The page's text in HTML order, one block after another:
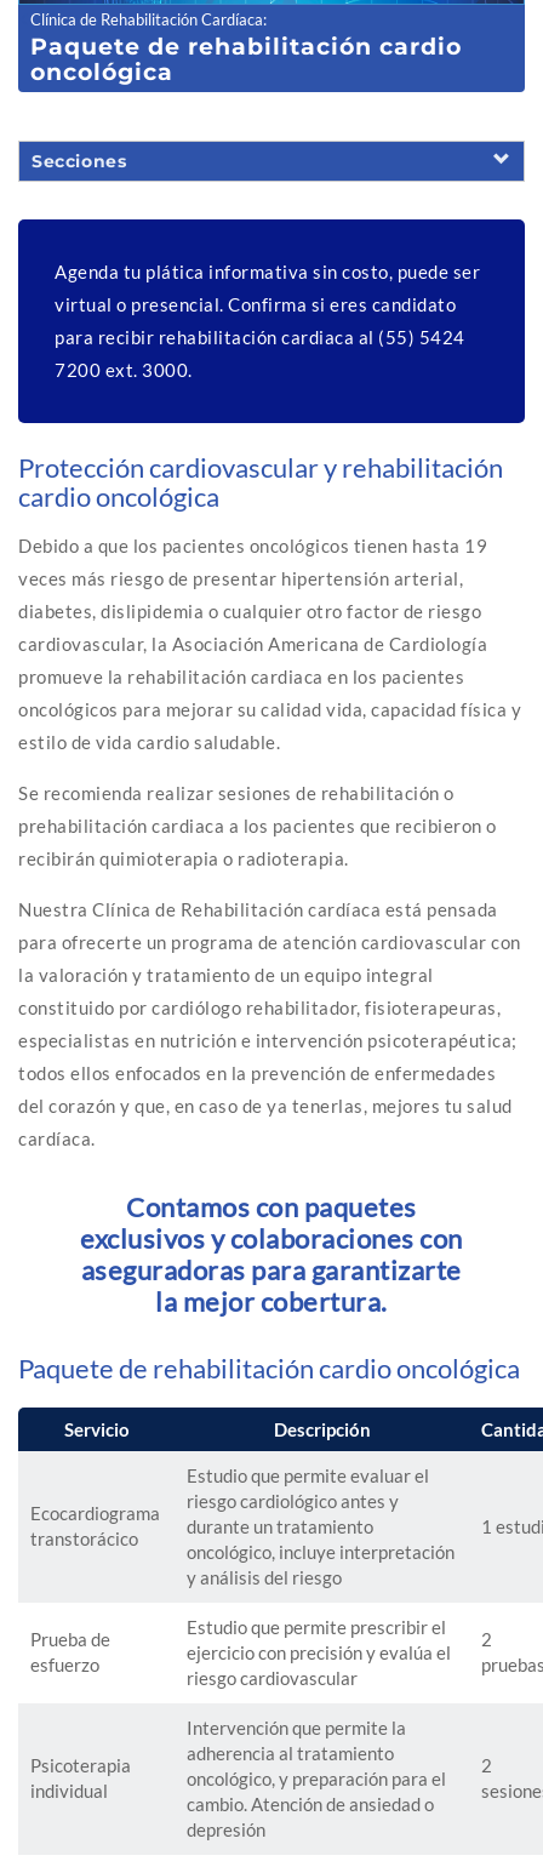
Clínica de Rehabilitación Cardíaca:
Paquete de rehabilitación cardio
oncológica
Secciones
Agenda tu plática informativa sin costo, puede ser
virtual o presencial. Confirma si eres candidato
para recibir rehabilitación cardiaca al (55) 5424
7200 ext. 3000.
Protección cardiovascular y rehabilitación
cardio oncológica
Debido a que los pacientes oncológicos tienen hasta 19
veces más riesgo de presentar hipertensión arterial,
diabetes, dislipidemia o cualquier otro factor de riesgo
cardiovascular, la Asociación Americana de Cardiología
promueve la rehabilitación cardiaca en los pacientes
oncológicos para mejorar su calidad vida, capacidad física y
estilo de vida cardio saludable.
Se recomienda realizar sesiones de rehabilitación o
prehabilitación cardiaca a los pacientes que recibieron o
recibirán quimioterapia o radioterapia.
Nuestra Clínica de Rehabilitación cardíaca está pensada
para ofrecerte un programa de atención cardiovascular con
la valoración y tratamiento de un equipo integral
constituido por cardiólogo rehabilitador, fisioterapeuras,
especialistas en nutrición e intervención psicoterapéutica;
todos ellos enfocados en la prevención de enfermedades
del corazón y que, en caso de ya tenerlas, mejores tu salud
cardíaca.
Contamos con paquetes
exclusivos y colaboraciones con
aseguradoras para garantizarte
la mejor cobertura.
Paquete de rehabilitación cardio oncológica
Servicio Descripción
Ecocardiograma
transtorácico
Estudio que permite evaluar el
riesgo cardiológico antes y
durante un tratamiento
oncológico, incluye interpretación
y análisis del riesgo
1
Prueba de
esfuerzo
Estudio que permite prescribir el
ejercicio con precisión y evalúa el
riesgo cardiovascular
2
Psicoterapia
individual
Intervención que permite la
adherencia al tratamiento
oncológico, y preparación para el
cambio. Atención de ansiedad o
depresión
2